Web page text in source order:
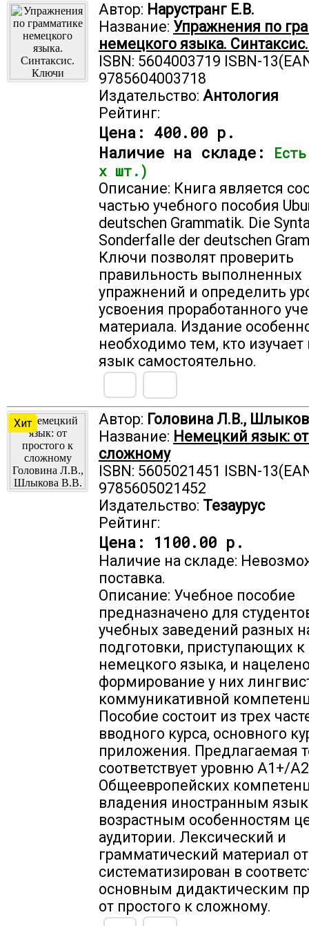
Автор: Нарустранг Е.В.
Название: Упражнения по
немецкого языка.
ISBN: 5604003719 ISBN-
9785604003718
Издательство: Антология
Рейтинг:
Цена: 400.00 р.
Наличие на складе:
х шт.)
Описание: Книга является
частью учебного пособия
deutschen Grammatik. Die
Sonderfalle der deutschen
Ключи позволят проверить
правильность выполненных
упражнений и определить
усвоения проработанного
материала. Издание
необходимо тем, кто
язык самостоятельно.
Хит Автор: Головина Л.В.,
Название: Немецкий язык: от
сложному
ISBN: 5605021451 ISBN-
9785605021452
Издательство: Тезаурус
Рейтинг:
Цена: 1100.00 р.
Наличие на складе:
поставка.
Описание: Учебное пособие
предназначено для
учебных заведений разных
подготовки, приступающих
немецкого языка, и
формирование у них
коммуникативной
Пособие состоит из трех
вводного курса, основного
приложения. Предлагаемая
соответствует уровню А1+/А2
Общеевропейских
владения иностранным
возрастным особенностям
аудитории. Лексический и
грамматический материал
систематизирован в
основным дидактическим
от простого к сложному.